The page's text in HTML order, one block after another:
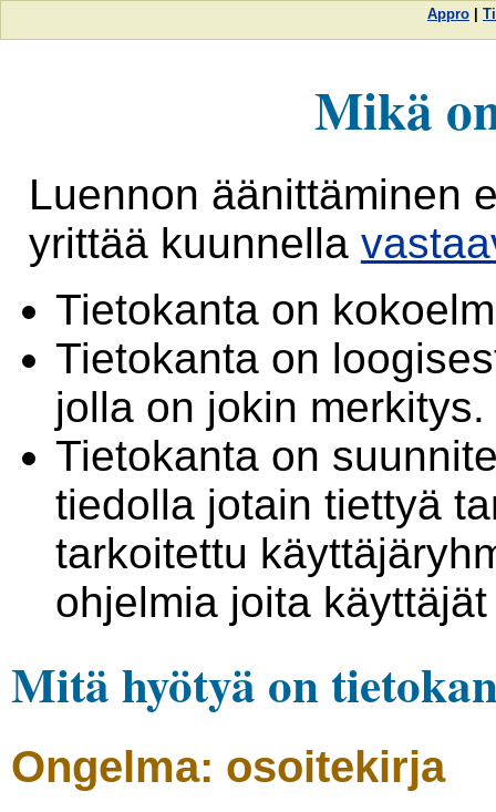
Appro
Mikä
Luennon äänittäminen
yrittää kuunnella
Tietokanta on
Tietokanta on
jolla on jokin merkitys.
Tietokanta on
tiedolla jotain tiettyä
tarkoitettu
ohjelmia joita
Mitä hyötyä on
Ongelma: osoitekirja